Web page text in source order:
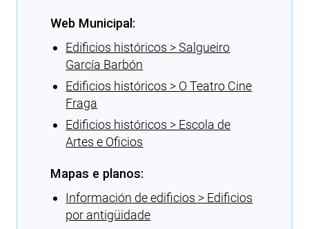
Web Municipal:
Edificios históricos > Salgueiro
García Barbón
Edificios históricos > O Teatro Cine
Fraga
Edificios históricos > Escola de
Artes e Oficios
Mapas e planos:
Información de edificios > Edificios
por antigüidade